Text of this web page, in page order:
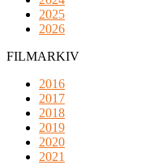
2025
2026
FILMARKIV
2016
2017
2018
2019
2020
2021